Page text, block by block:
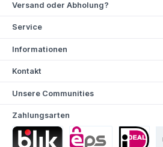
Versand oder Abholung?
Service
Informationen
Kontakt
Unsere Communities
Zahlungsarten